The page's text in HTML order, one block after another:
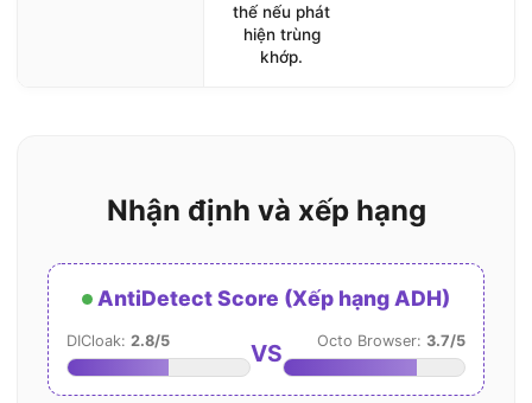
thế nếu phát
hiện trùng
khớp.
Nhận định và xếp hạng
AntiDetect Score (Xếp hạng ADH)
DICloak: 2.8/5 VS Octo Browser: 3.7/5